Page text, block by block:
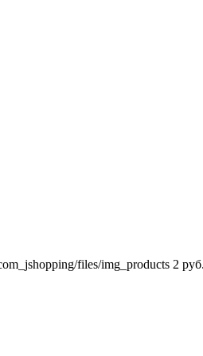
files/img_products 2 руб.